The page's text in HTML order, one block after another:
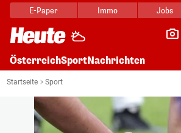
E-Paper Immo Jobs
ÖsterreichSportNachrichten
Startseite Sport